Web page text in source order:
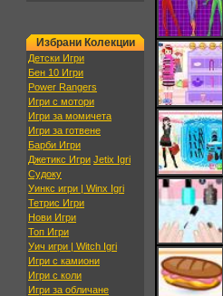
Избрани Колекции
Детски Игри
Бен 10 Игри
Power Rangers
Игри с мотори
Игри за момичета
Игри за готвене
Барби Игри
Джетикс Игри Jetix Igri
Судоку
Уинкс игри | Winx Igri
Тетрис Игри
Нови Игри
Топ Игри
Уич игри | Witch Igri
Игри с камиони
Игри с коли
Игри за обличане